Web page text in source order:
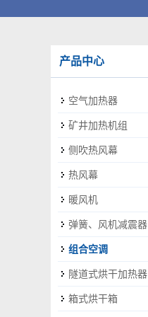
产品中心
空气加热器
矿井加热机组
侧吹热风幕
热风幕
暖风机
弹簧、风机减震器
组合空调
隧道式烘干加热器
箱式烘干箱